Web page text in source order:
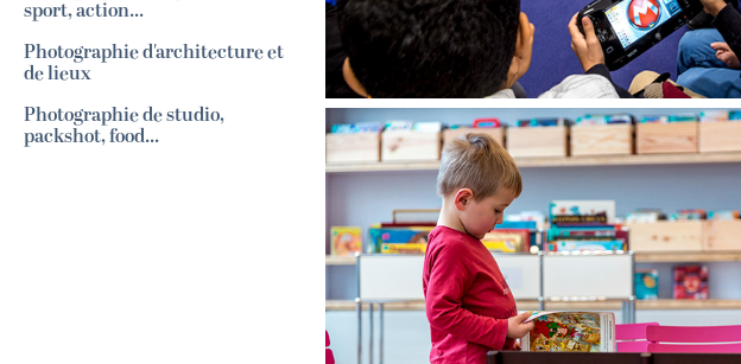
sport, action...
Photographie d'architecture et
de lieux
Photographie de studio,
packshot, food...